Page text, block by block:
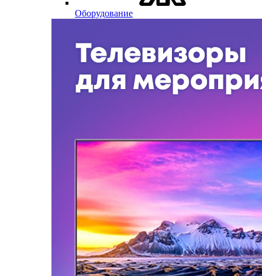
Оборудование